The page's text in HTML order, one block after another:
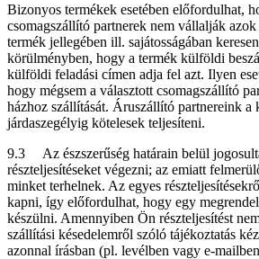
Bizonyos termékek esetében előfordulhat,
csomagszállító partnerek nem vállalják
termék jellegében ill. sajátosságában
körülményben, hogy a termék külföldi
külföldi feladási címen adja fel azt. Ilyen
hogy mégsem a választott csomagszállító
házhoz szállítását. Áruszállító partnereink a
járdaszegélyig kötelesek teljesíteni.
9.3 Az észszerűség határain belül
részteljesítéseket végezni; az emiatt
minket terhelnek. Az egyes
kapni, így előfordulhat, hogy egy
készülni. Amennyiben Ön részteljesítést
szállítási késedelemről szóló tájékoztatás
azonnal írásban (pl. levélben vagy e-